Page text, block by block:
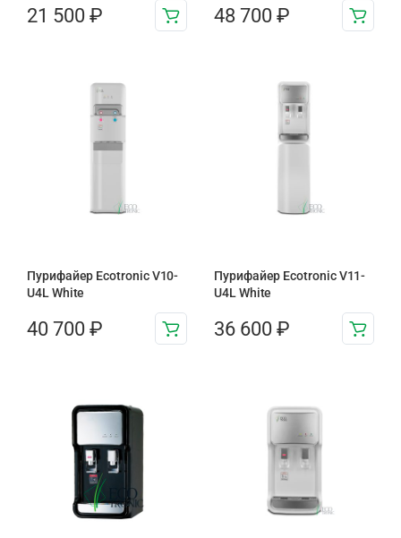
21 500 ₽ 48 700 ₽
Пурифайер Ecotronic V10-
U4L White
40 700 ₽
Пурифайер Ecotronic V11-
U4L White
36 600 ₽